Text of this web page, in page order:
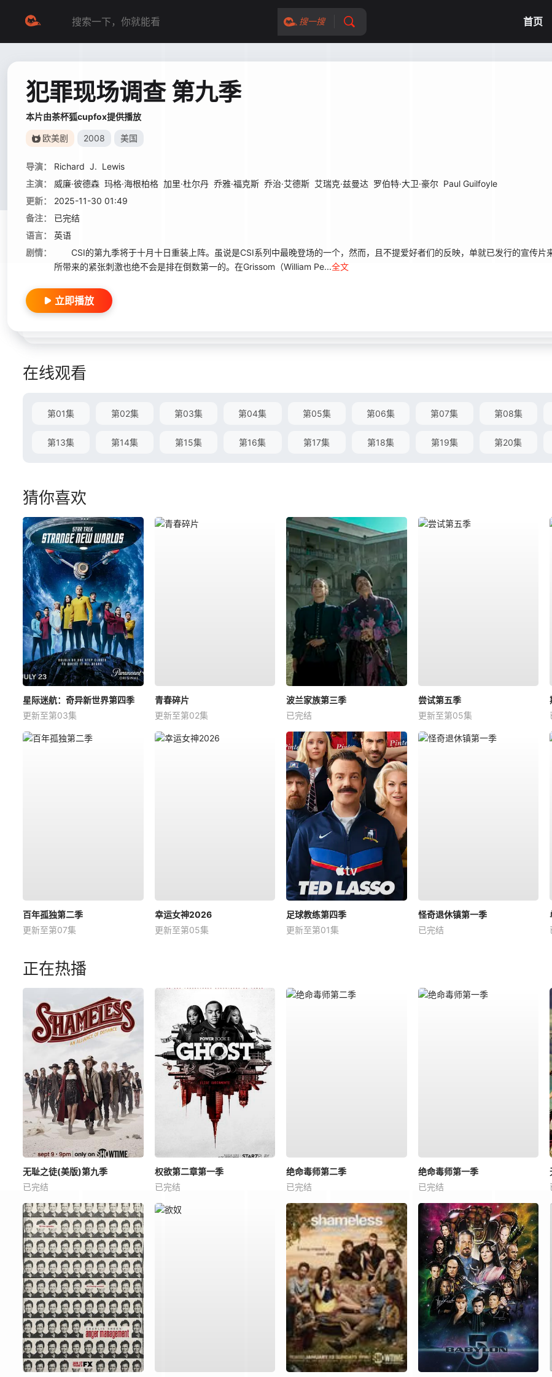
搜一搜 首页
犯罪现场调查 第九季
本片由茶杯狐cupfox提供播放
欧美剧 2008 美国
导演： Richard J. Lewis
主演：
威廉·彼德森 玛格·海根柏格 加里·杜尔丹 乔雅·福克斯 乔治·艾德斯 艾瑞克·兹曼达 罗伯特·大卫·豪尔 Paul Guilfoyle
更新：
2025-11-30 01:49
备注：
已完结
语言：
英语
剧情：
CSI的第九季将于十月十日重装上阵。虽说是CSI系列中最晚登场的一个，然而，且不提爱好者们的反映，单就已发行的宣传片
所带来的紧张刺激也绝不会是排在倒数第一的。在Grissom（William Pe...全文
立即播放
在线观看
第01集 第02集 第03集 第04集 第05集 第06集 第07集 第08集
第13集 第14集 第15集 第16集 第17集 第18集 第19集 第20集
猜你喜欢
星际迷航：奇异新世界第四季
更新至第03集
青春碎片
更新至第02集
波兰家族第三季
已完结
尝试第五季
更新至第05集
百年孤独第二季
更新至第07集
幸运女神2026
更新至第05集
足球教练第四季
更新至第01集
怪奇退休镇第一季
已完结
正在热播
无耻之徒(美版)第九季
已完结
权欲第二章第一季
已完结
绝命毒师第二季
已完结
绝命毒师第一季
已完结